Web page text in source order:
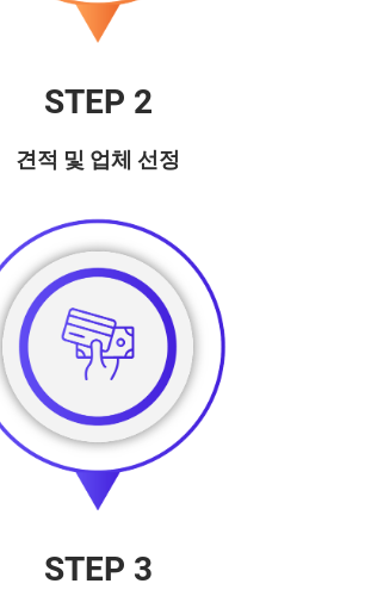
STEP 2
견적 및 업체 선정
STEP 3